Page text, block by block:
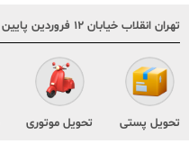
تهران انقلاب خیابان ۱۲ فروردین پایین تر از وحید نظری پلاک ۲۴۹
تحویل پستی تحویل موتوری